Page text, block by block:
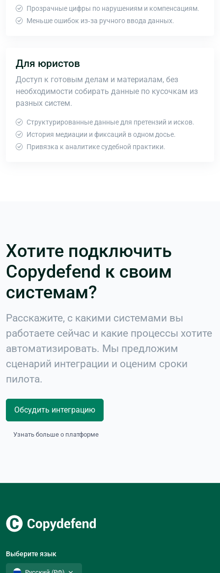
Прозрачные цифры по нарушениям и компенсациям.
Меньше ошибок из‑за ручного ввода данных.
Для юристов
Доступ к готовым делам и материалам, без
необходимости собирать данные по кусочкам из
разных систем.
Структурированные данные для претензий и исков.
История медиации и фиксаций в одном досье.
Привязка к аналитике судебной практики.
Хотите подключить
Copydefend к своим
системам?
Расскажите, с какими системами вы
работаете сейчас и какие процессы хотите
автоматизировать. Мы предложим
сценарий интеграции и оценим сроки
пилота.
Обсудить интеграцию
Узнать больше о платформе
Выберите язык